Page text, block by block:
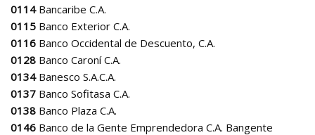
0114Bancaribe C.A.
0115 Banco Exterior C.A.
0116 Banco Occidental de Descuento, C.A.
0128 Banco Caroní C.A.
0134Banesco S.A.C.A.
0137 Banco Sofitasa C.A.
0138 Banco Plaza C.A.
0146 Banco de la Gente Emprendedora C.A. Bangente